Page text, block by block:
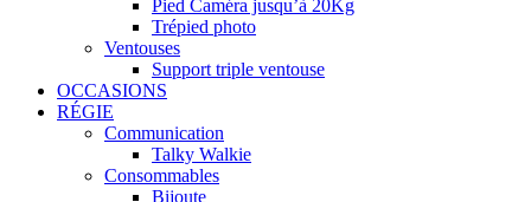
Pied Caméra jusqu’à 20Kg
Trépied photo
Ventouses
Support triple ventouse
OCCASIONS
RÉGIE
Communication
Talky Walkie
Consommables
Bijoute